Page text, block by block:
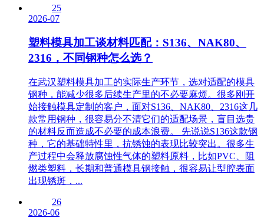
25
2026-07
塑料模具加工谈材料匹配：S136、NAK80、
2316，不同钢种怎么选？
在武汉塑料模具加工的实际生产环节，选对适配的模具
钢种，能减少很多后续生产里的不必要麻烦。很多刚开
始接触模具定制的客户，面对S136、NAK80、2316这几
款常用钢种，很容易分不清它们的适配场景，盲目选贵
的材料反而造成不必要的成本浪费。 先说说S136这款钢
种，它的基础特性里，抗锈蚀的表现比较突出。很多生
产过程中会释放腐蚀性气体的塑料原料，比如PVC、阻
燃类塑料，长期和普通模具钢接触，很容易让型腔表面
出现锈斑，...
26
2026-06